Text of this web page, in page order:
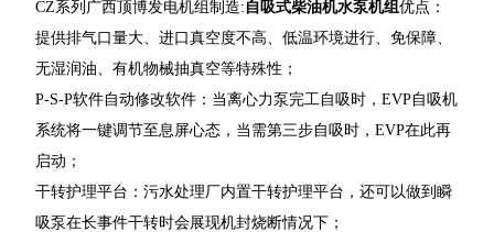
CZ系列 广西顶博发电机组制造:自吸式柴油机水泵机组优点：
提供排气口量大、进口真空度不高、低温环境进行、免保障、
无湿润油、有机物械抽真空等特殊性；
P-S-P软件自动修改软件：当离心力泵完工自吸时，EVP自吸机
系统将一键调节至息屏心态，当需第三步自吸时，EVP在此再
启动；
干转护理平台：污水处理厂内置干转护理平台，还可以做到瞬
吸泵在长事件干转时会展现机封烧断情况下；